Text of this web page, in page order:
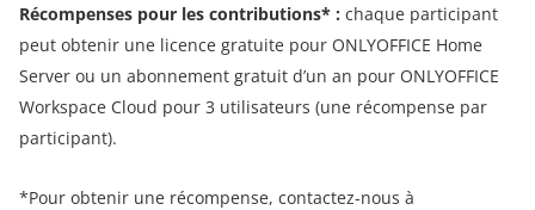
Récompenses pour les contributions* : chaque participant
peut obtenir une licence gratuite pour ONLYOFFICE Home
Server ou un abonnement gratuit d’un an pour ONLYOFFICE
Workspace Cloud pour 3 utilisateurs (une récompense par
participant).
*Pour obtenir une récompense, contactez-nous à